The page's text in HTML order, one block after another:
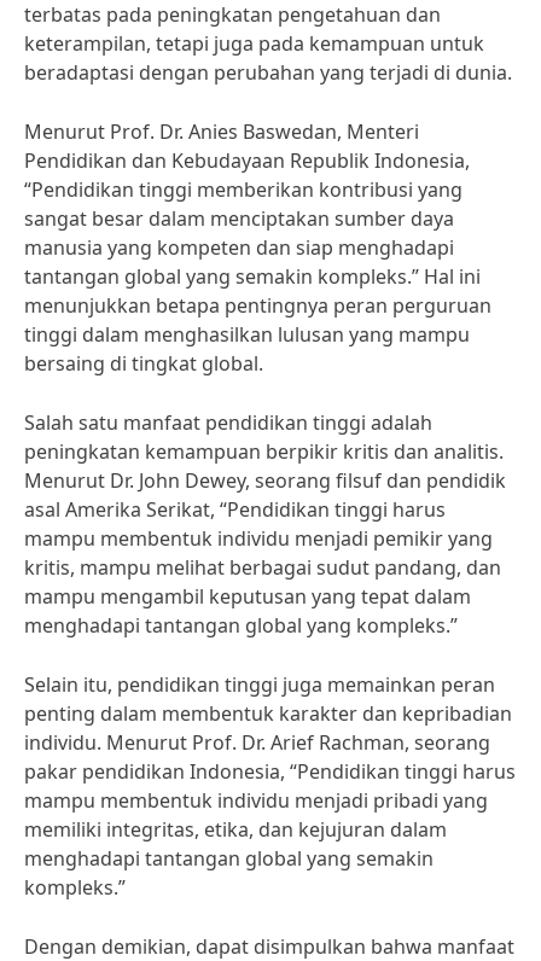
terbatas pada peningkatan pengetahuan dan
keterampilan, tetapi juga pada kemampuan untuk
beradaptasi dengan perubahan yang terjadi di dunia.
Menurut Prof. Dr. Anies Baswedan, Menteri
Pendidikan dan Kebudayaan Republik Indonesia,
“Pendidikan tinggi memberikan kontribusi yang
sangat besar dalam menciptakan sumber daya
manusia yang kompeten dan siap menghadapi
tantangan global yang semakin kompleks.” Hal ini
menunjukkan betapa pentingnya peran perguruan
tinggi dalam menghasilkan lulusan yang mampu
bersaing di tingkat global.
Salah satu manfaat pendidikan tinggi adalah
peningkatan kemampuan berpikir kritis dan analitis.
Menurut Dr. John Dewey, seorang filsuf dan pendidik
asal Amerika Serikat, “Pendidikan tinggi harus
mampu membentuk individu menjadi pemikir yang
kritis, mampu melihat berbagai sudut pandang, dan
mampu mengambil keputusan yang tepat dalam
menghadapi tantangan global yang kompleks.”
Selain itu, pendidikan tinggi juga memainkan peran
penting dalam membentuk karakter dan kepribadian
individu. Menurut Prof. Dr. Arief Rachman, seorang
pakar pendidikan Indonesia, “Pendidikan tinggi harus
mampu membentuk individu menjadi pribadi yang
memiliki integritas, etika, dan kejujuran dalam
menghadapi tantangan global yang semakin
kompleks.”
Dengan demikian, dapat disimpulkan bahwa manfaat